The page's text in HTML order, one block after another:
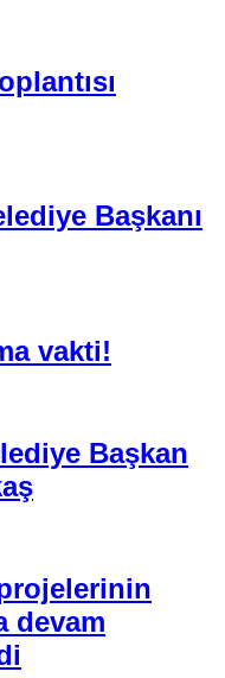
Başkanı
vakti!
Başkan
devam